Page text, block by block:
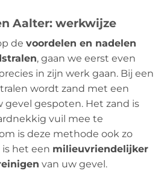
Aalter: werkwijze
de voordelen en nadelen
, gaan we eerst even
in zijn werk gaan. Bij een
wordt zand met een
gespoten. Het zand is
vuil mee te
is deze methode ook zo
het een milieuvriendelijker
van uw gevel.